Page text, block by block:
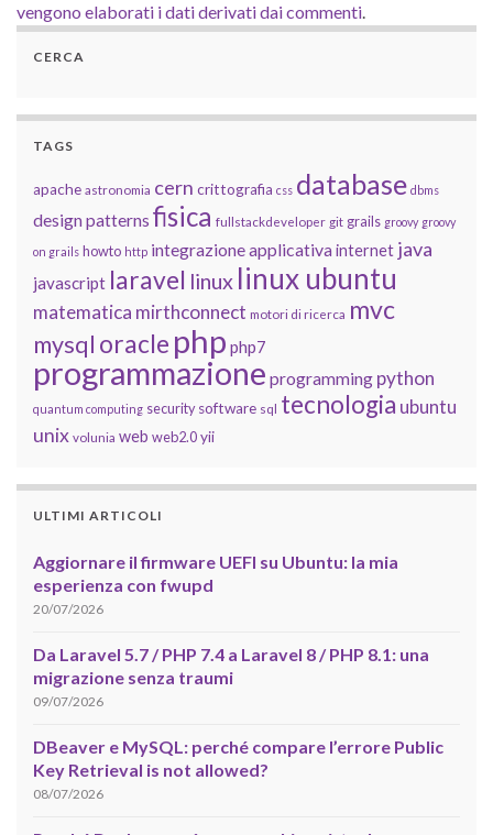
vengono elaborati i dati derivati dai commenti.
CERCA
TAGS
apache astronomia cern crittografia css database dbms
design patterns fisica fullstackdeveloper git grails groovy groovy
on grails howto http integrazione applicativainternet java
javascript laravel linux linux ubuntu
matematica mirthconnect motori di ricerca mvc
mysql oracle php php7
programmazione programming python
quantum computing security software sql tecnologia ubuntu
unix volunia web web2.0 yii
ULTIMI ARTICOLI
Aggiornare il firmware UEFI su Ubuntu: la mia
esperienza con fwupd
20/07/2026
Da Laravel 5.7 / PHP 7.4 a Laravel 8 / PHP 8.1: una
migrazione senza traumi
09/07/2026
DBeaver e MySQL: perché compare l’errore Public
Key Retrieval is not allowed?
08/07/2026